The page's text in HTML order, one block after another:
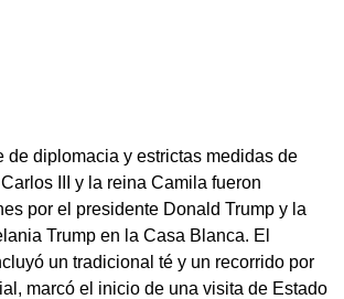
de diplomacia y estrictas medidas de
III y la reina Camila fueron
por el presidente Donald Trump y la
Trump en la Casa Blanca. El
un tradicional té y un recorrido por
marcó el inicio de una visita de Estado